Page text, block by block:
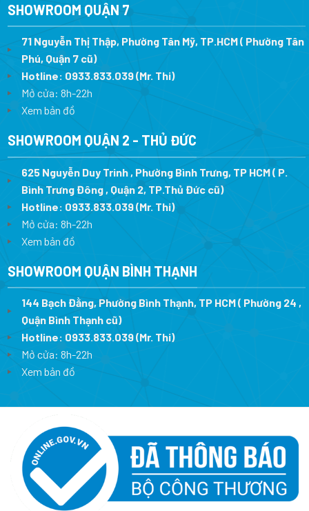
SHOWROOM QUẬN 7
71 Nguyễn Thị Thập, Phường Tân Mỹ, TP.HCM ( Phường Tân
Phú, Quận 7 cũ)
Hotline: 0933.833.039(Mr. Thi)
Mở cửa: 8h-22h
Xem bản đồ
SHOWROOM QUẬN 2 - THỦ ĐỨC
625 Nguyễn Duy Trinh , Phường Bình Trưng, TP HCM ( P.
Bình Trưng Đông , Quận 2, TP.Thủ Đức cũ)
Hotline: 0933.833.039(Mr. Thi)
Mở cửa: 8h-22h
Xem bản đồ
SHOWROOM QUẬN BÌNH THẠNH
144 Bạch Đằng, Phường Bình Thạnh, TP HCM ( Phường 24 ,
Quận Bình Thạnh cũ)
Hotline: 0933.833.039(Mr. Thi)
Mở cửa: 8h-22h
Xem bản đồ